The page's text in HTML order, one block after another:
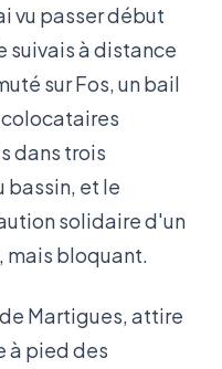
vu passer début
suivais à distance
sur Fos, un bail
dans trois
bassin, et le
solidaire d'un
bloquant.
Martigues, attire
à pied des